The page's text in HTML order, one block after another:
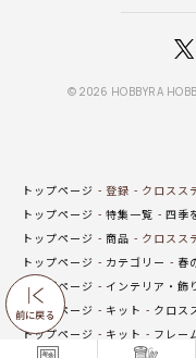
前に戻る
© 2026 HOBBYRA
トップページ 登録
クロスス
トップページ
特集一覧 四季
トップページ
商品
クロスス
トップページ
カテゴリー 春
トップページ
インテリア・飾
トップページ
キット クロス
トップページ
キット フレー